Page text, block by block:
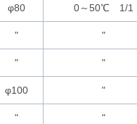
φ80 0～50℃ 1/1
" "
" "
φ100 "
" "